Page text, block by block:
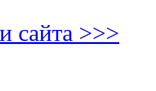
сайта >>>